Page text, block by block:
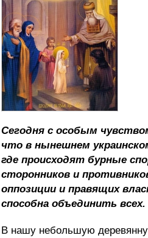
Сегодня с особым
что в нынешнем
где происходят бурные
сторонников и
оппозиции и правящих
способна объединить всех.
В нашу небольшую